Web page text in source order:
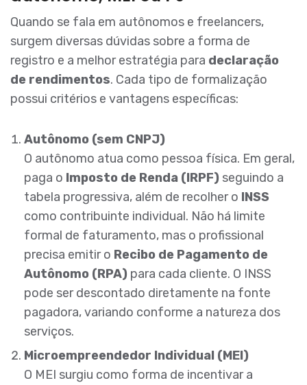
Quando se fala em autônomos e freelancers,
surgem diversas dúvidas sobre a forma de
registro e a melhor estratégia para declaração
de rendimentos. Cada tipo de formalização
possui critérios e vantagens específicas:
Autônomo (sem CNPJ)
O autônomo atua como pessoa física. Em geral,
paga o Imposto de Renda (IRPF) seguindo a
tabela progressiva, além de recolher o INSS
como contribuinte individual. Não há limite
formal de faturamento, mas o profissional
precisa emitir o Recibo de Pagamento de
Autônomo (RPA) para cada cliente. O INSS
pode ser descontado diretamente na fonte
pagadora, variando conforme a natureza dos
serviços.
Microempreendedor Individual (MEI)
O MEI surgiu como forma de incentivar a